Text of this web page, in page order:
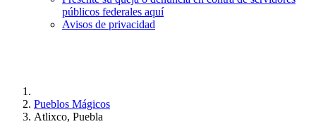
públicos federales aquí
Avisos de privacidad
Pueblos Mágicos
Atlixco, Puebla